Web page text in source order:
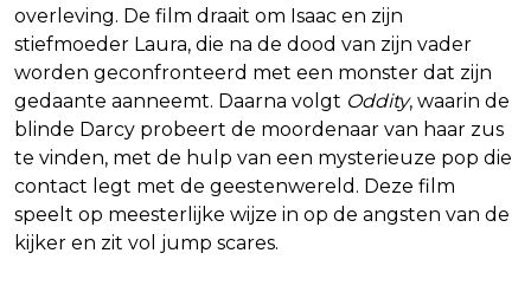
overleving. De film draait om Isaac en zijn
stiefmoeder Laura, die na de dood van zijn vader
worden geconfronteerd met een monster dat zijn
gedaante aanneemt. Daarna volgt Oddity, waarin de
blinde Darcy probeert de moordenaar van haar zus
te vinden, met de hulp van een mysterieuze pop die
contact legt met de geestenwereld. Deze film
speelt op meesterlijke wijze in op de angsten van de
kijker en zit vol jump scares.